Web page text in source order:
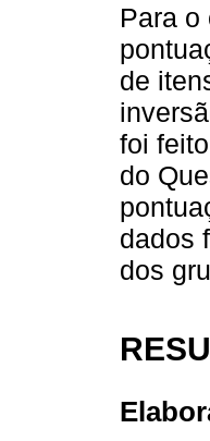
Para o
de
foi
do
dados
dos